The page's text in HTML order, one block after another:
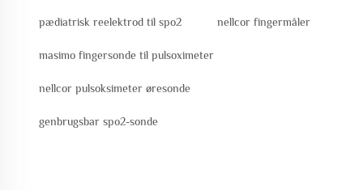
pædiatrisk reelektrod til spo2 nellcor fingermåler
masimo fingersonde til pulsoximeter
nellcor pulsoksimeter øresonde
genbrugsbar spo2-sonde